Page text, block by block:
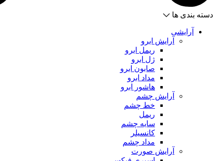
دسته بندی ها
آرایشی
آرایش ابرو
ریمل ابرو
ژل ابرو
صابون ابرو
مداد ابرو
هاشور ابرو
آرایش چشم
خط چشم
ریمل
سایه چشم
کانسیلر
مداد چشم
آرایش صورت